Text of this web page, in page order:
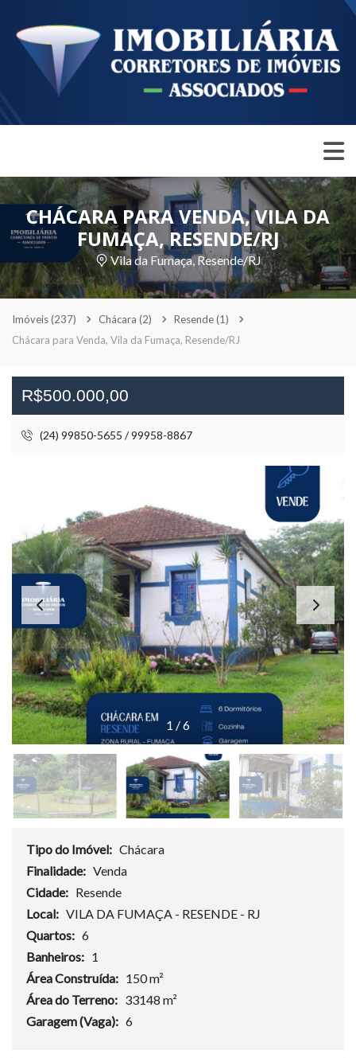
CHÁCARA PARA VENDA, VILA DA
FUMAÇA, RESENDE/RJ
Vila da Fumaça, Resende/RJ
Imóveis(237) Chácara (2) Resende(1)
Chácara para Venda, Vila da Fumaça, Resende/RJ
R$500.000,00
(24) 99850-5655 / 99958-8867
1 /6
Tipo do Imóvel: Chácara
Finalidade: Venda
Cidade: Resende
Local: VILA DA FUMAÇA - RESENDE - RJ
Quartos: 6
Banheiros: 1
Área Construída: 150 m²
Área do Terreno: 33148 m²
Garagem (Vaga): 6